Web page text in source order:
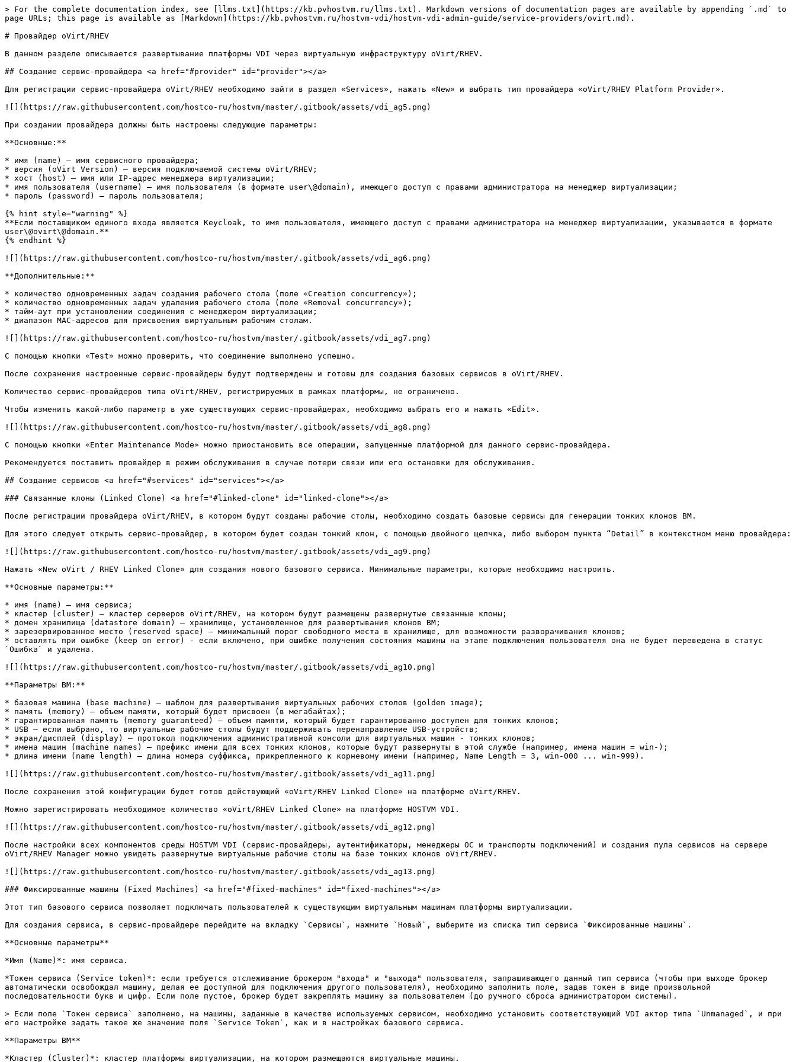
> For the complete documentation index, see [llms.txt](https://kb.pvhostvm.ru/llms.txt). Markdown versions of documentation pages are available by appending `.md` to
page URLs; this page is available as [Markdown](https://kb.pvhostvm.ru/hostvm-vdi/hostvm-vdi-admin-guide/service-providers/ovirt.md).
# Провайдер oVirt/RHEV
В данном разделе описывается развертывание платформы VDI через виртуальную инфраструктуру oVirt/RHEV.
## Создание сервис-провайдера <a href="#provider" id="provider"></a>
Для регистрации сервис-провайдера oVirt/RHEV необходимо зайти в раздел «Services», нажать «New» и выбрать тип провайдера «oVirt/RHEV Platform Provider».
![](https://raw.githubusercontent.com/hostco-ru/hostvm/master/.gitbook/assets/vdi_ag5.png)
При создании провайдера должны быть настроены следующие параметры:
**Основные:**
* имя (name) – имя сервисного провайдера;
* версия (oVirt Version) – версия подключаемой системы oVirt/RHEV;
* хост (host) – имя или IP-адрес менеджера виртуализации;
* имя пользователя (username) – имя пользователя (в формате user\@domain), имеющего доступ с правами администратора на менеджер виртуализации;
* пароль (password) – пароль пользователя;
{% hint style="warning" %}
**Если поставщиком единого входа является Keycloak, то имя пользователя, имеющего доступ с правами администратора на менеджер виртуализации, указывается в формате
user\@ovirt\@domain.**
{% endhint %}
![](https://raw.githubusercontent.com/hostco-ru/hostvm/master/.gitbook/assets/vdi_ag6.png)
**Дополнительные:**
* количество одновременных задач создания рабочего стола (поле «Creation concurrency»);
* количество одновременных задач удаления рабочего стола (поле «Removal concurrency»);
* тайм-аут при установлении соединения с менеджером виртуализации;
* диапазон MAC-адресов для присвоения виртуальным рабочим столам.
![](https://raw.githubusercontent.com/hostco-ru/hostvm/master/.gitbook/assets/vdi_ag7.png)
С помощью кнопки «Test» можно проверить, что соединение выполнено успешно.
После сохранения настроенные сервис-провайдеры будут подтверждены и готовы для создания базовых сервисов в oVirt/RHEV.
Количество сервис-провайдеров типа oVirt/RHEV, регистрируемых в рамках платформы, не ограничено.
Чтобы изменить какой-либо параметр в уже существующих сервис-провайдерах, необходимо выбрать его и нажать «Edit».
![](https://raw.githubusercontent.com/hostco-ru/hostvm/master/.gitbook/assets/vdi_ag8.png)
С помощью кнопки «Enter Maintenance Mode» можно приостановить все операции, запущенные платформой для данного сервис-провайдера.
Рекомендуется поставить провайдер в режим обслуживания в случае потери связи или его остановки для обслуживания.
## Создание сервисов <a href="#services" id="services"></a>
### Связанные клоны (Linked Clone) <a href="#linked-clone" id="linked-clone"></a>
После регистрации провайдера oVirt/RHEV, в котором будут созданы рабочие столы, необходимо создать базовые сервисы для генерации тонких клонов ВМ.
Для этого следует открыть сервис-провайдер, в котором будет создан тонкий клон, с помощью двойного щелчка, либо выбором пункта “Detail” в контекстном меню провайдера:
![](https://raw.githubusercontent.com/hostco-ru/hostvm/master/.gitbook/assets/vdi_ag9.png)
Нажать «New оVirt / RHEV Linked Clone» для создания нового базового сервиса. Минимальные параметры, которые необходимо настроить.
**Основные параметры:**
* имя (name) – имя сервиса;
* кластер (cluster) – кластер серверов oVirt/RHEV, на котором будут размещены развернутые связанные клоны;
* домен хранилища (datastore domain) – хранилище, установленное для развертывания клонов ВМ;
* зарезервированное место (reserved space) – минимальный порог свободного места в хранилище, для возможности разворачивания клонов;
* оставлять при ошибке (keep on error) - если включено, при ошибке получения состояния машины на этапе подключения пользователя она не будет переведена в статус
`Ошибка` и удалена.
![](https://raw.githubusercontent.com/hostco-ru/hostvm/master/.gitbook/assets/vdi_ag10.png)
**Параметры ВМ:**
* базовая машина (base machine) – шаблон для развертывания виртуальных рабочих столов (golden image);
* память (memory) – объем памяти, который будет присвоен (в мегабайтах);
* гарантированная память (memory guaranteed) – объем памяти, который будет гарантированно доступен для тонких клонов;
* USB – если выбрано, то виртуальные рабочие столы будут поддерживать перенаправление USB-устройств;
* экран/дисплей (display) – протокол подключения административной консоли для виртуальных машин - тонких клонов;
* имена машин (machine names) – префикс имени для всех тонких клонов, которые будут развернуты в этой службе (например, имена машин = win-);
* длина имени (name length) – длина номера суффикса, прикрепленного к корневому имени (например, Name Length = 3, win-000 ... win-999).
![](https://raw.githubusercontent.com/hostco-ru/hostvm/master/.gitbook/assets/vdi_ag11.png)
После сохранения этой конфигурации будет готов действующий «oVirt/RHEV Linked Clone» на платформе oVirt/RHEV.
Можно зарегистрировать необходимое количество «oVirt/RHEV Linked Clone» на платформе HOSTVM VDI.
![](https://raw.githubusercontent.com/hostco-ru/hostvm/master/.gitbook/assets/vdi_ag12.png)
После настройки всех компонентов среды HOSTVM VDI (сервис-провайдеры, аутентификаторы, менеджеры ОС и транспорты подключений) и создания пула сервисов на сервере
oVirt/RHEV Manager можно увидеть развернутые виртуальные рабочие столы на базе тонких клонов oVirt/RHEV.
![](https://raw.githubusercontent.com/hostco-ru/hostvm/master/.gitbook/assets/vdi_ag13.png)
### Фиксированные машины (Fixed Machines) <a href="#fixed-machines" id="fixed-machines"></a>
Этот тип базового сервиса позволяет подключать пользователей к существующим виртуальным машинам платформы виртуализации.
Для создания сервиса, в сервис-провайдере перейдите на вкладку `Сервисы`, нажмите `Новый`, выберите из списка тип сервиса `Фиксированные машины`.
**Основные параметры**
*Имя (Name)*: имя сервиса.
*Токен сервиса (Service token)*: если требуется отслеживание брокером "входа" и "выхода" пользователя, запрашивающего данный тип сервиса (чтобы при выходе брокер
автоматически освобождал машину, делая ее доступной для подключения другого пользователя), необходимо заполнить поле, задав токен в виде произвольной
последовательности букв и цифр. Если поле пустое, брокер будет закреплять машину за пользователем (до ручного сброса администратором системы).
> Если поле `Токен сервиса` заполнено, на машины, заданные в качестве используемых сервисом, необходимо установить соответствующий VDI актор типа `Unmanaged`, и при
его настройке задать такое же значение поля `Service Token`, как и в настройках базового сервиса.
**Параметры ВМ**
*Кластер (Cluster)*: кластер платформы виртуализации, на котором размещаются виртуальные машины.